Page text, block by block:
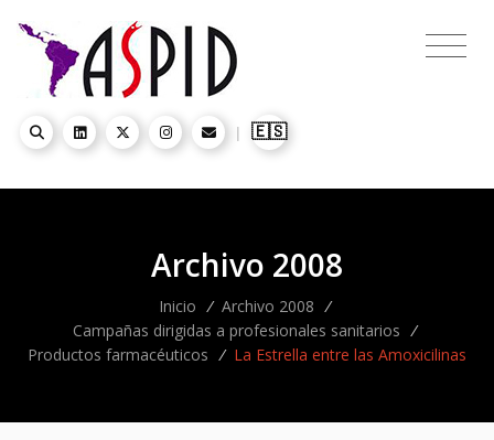
| 🇪🇸
Archivo 2008
Inicio / Archivo 2008 /
Campañas dirigidas a profesionales sanitarios /
Productos farmacéuticos / La Estrella entre las Amoxicilinas